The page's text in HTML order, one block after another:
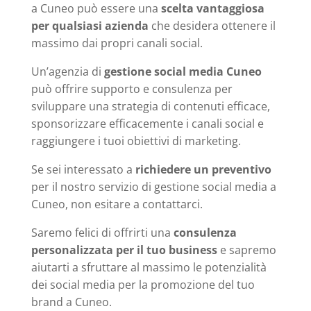
a Cuneo può essere una scelta vantaggiosa
per qualsiasi azienda che desidera ottenere il
massimo dai propri canali social.
Un’agenzia di gestione social media Cuneo
può offrire supporto e consulenza per
sviluppare una strategia di contenuti efficace,
sponsorizzare efficacemente i canali social e
raggiungere i tuoi obiettivi di marketing.
Se sei interessato a richiedere un preventivo
per il nostro servizio di gestione social media a
Cuneo, non esitare a contattarci.
Saremo felici di offrirti una consulenza
personalizzata per il tuo businesse sapremo
aiutarti a sfruttare al massimo le potenzialità
dei social media per la promozione del tuo
brand a Cuneo.